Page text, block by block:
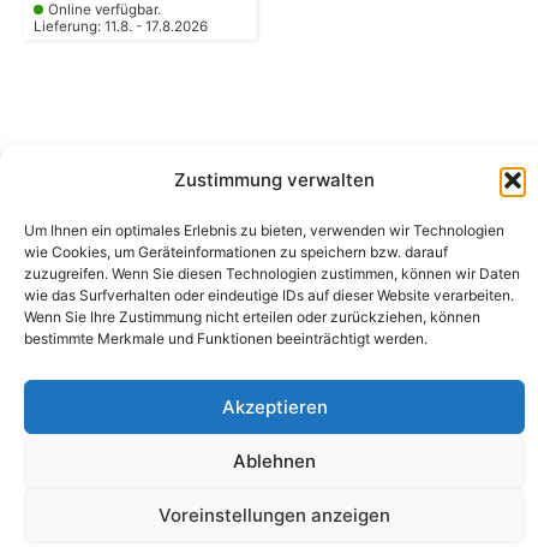
Zustimmung verwalten
Um Ihnen ein optimales Erlebnis zu bieten, verwenden wir Technologien
wie Cookies, um Geräteinformationen zu speichern bzw. darauf
zuzugreifen. Wenn Sie diesen Technologien zustimmen, können wir Daten
wie das Surfverhalten oder eindeutige IDs auf dieser Website verarbeiten.
Wenn Sie Ihre Zustimmung nicht erteilen oder zurückziehen, können
bestimmte Merkmale und Funktionen beeinträchtigt werden.
Akzeptieren
Ablehnen
Voreinstellungen anzeigen
Online verfügbar.
Lieferung: 11.8. - 17.8.2026
Peter-Leardi-Weg 4, 8054 Graz
Steiermark / Österreich​
info@campingbergler.at​
Impressum
AGB
Widerrufsrecht und Formular
Datenschutzerklärung